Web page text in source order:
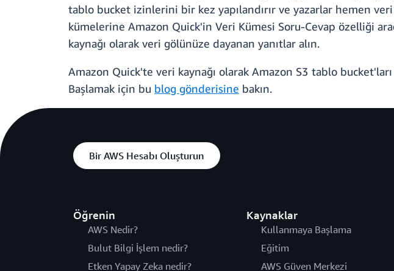
tablo bucket izinlerini bir kez yapılandırır ve yazarlar hemen
kümelerine Amazon Quick'in Veri Kümesi Soru-Cevap özelliği
kaynağı olarak veri gölünüze dayanan yanıtlar alın.
Amazon Quick'te veri kaynağı olarak Amazon S3 tablo bucket'ları
Başlamak için bu blog gönderisine bakın.
Bir AWS Hesabı Oluşturun
Öğrenin
AWS Nedir?
Bulut Bilgi İşlem nedir?
Etken Yapay Zeka nedir?
Kaynaklar
Kullanmaya Başlama
Eğitim
AWS Güven Merkezi